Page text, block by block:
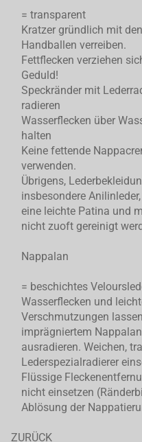
= transparent
Kratzer gründlich mit den
Handballen verreiben.
Fettflecken verziehen
Geduld!
Speckränder mit
radieren
Wasserflecken über
halten
Keine fettende
verwenden.
Übrigens,
insbesondere
eine leichte Patina und
nicht zuoft gereinigt
Nappalan
= beschichtes
Wasserflecken und
Verschmutzungen
imprägniertem Nappalan
ausradieren. Weichen,
Lederspezialradierer
Flüssige
nicht einsetzen
Ablösung der
ZURÜCK